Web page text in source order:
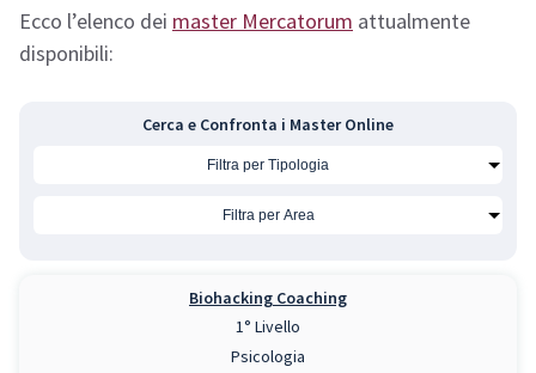
Ecco l’elenco dei master Mercatorum attualmente
disponibili:
Cerca e Confronta i Master Online
Biohacking Coaching
1° Livello
Psicologia